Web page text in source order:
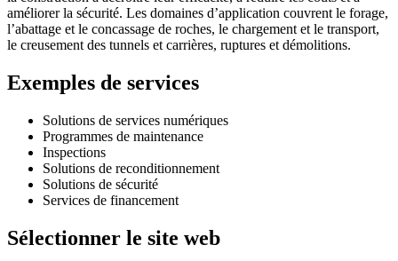
améliorer la sécurité. Les domaines d’application couvrent le forage,
l’abattage et le concassage de roches, le chargement et le transport,
le creusement des tunnels et carrières, ruptures et démolitions.
Exemples de services
Solutions de services numériques
Programmes de maintenance
Inspections
Solutions de reconditionnement
Solutions de sécurité
Services de financement
Sélectionner le site web